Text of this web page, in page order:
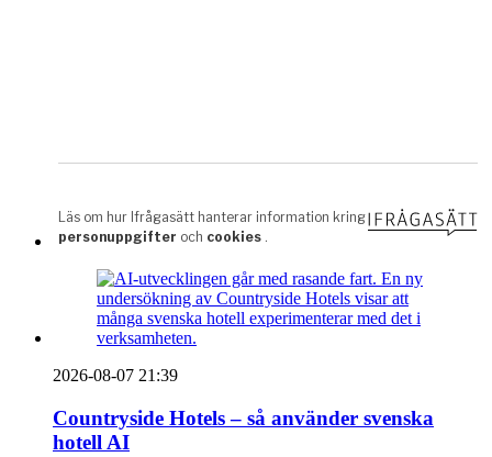
2026-08-07 21:39
Countryside Hotels – så använder svenska
hotell AI